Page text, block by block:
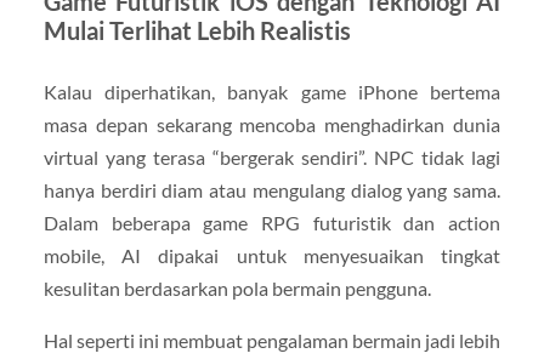
Mulai Terlihat Lebih Realistis
Kalau diperhatikan, banyak game iPhone bertema
masa depan sekarang mencoba menghadirkan dunia
virtual yang terasa “bergerak sendiri”. NPC tidak lagi
hanya berdiri diam atau mengulang dialog yang sama.
Dalam beberapa game RPG futuristik dan action
mobile, AI dipakai untuk menyesuaikan tingkat
kesulitan berdasarkan pola bermain pengguna.
Hal seperti ini membuat pengalaman bermain jadi lebih